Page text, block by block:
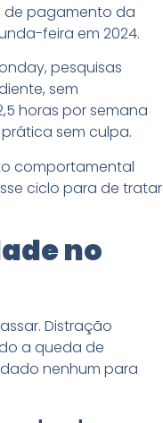
de pagamento da
feira em 2024.
pesquisas
sem
horas por semana
sem culpa.
comportamental
ciclo para de tratar
no
Distração
a queda de
nenhum para